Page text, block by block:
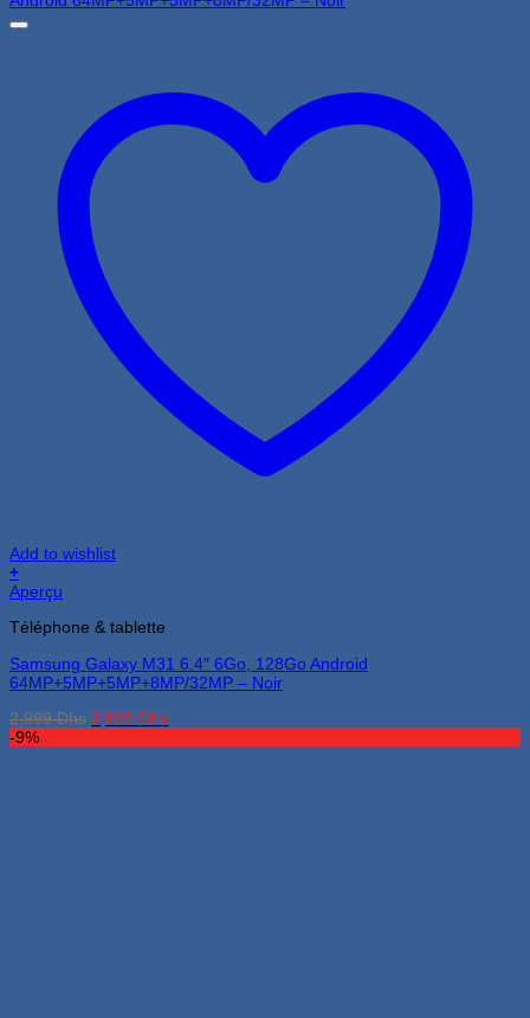
Add to wishlist
+
Aperçu
Téléphone & tablette
Samsung Galaxy M31 6.4″ 6Go, 128Go Android
64MP+5MP+5MP+8MP/32MP – Noir
2,999Dhs Le
2,699 DhsLe
-9%